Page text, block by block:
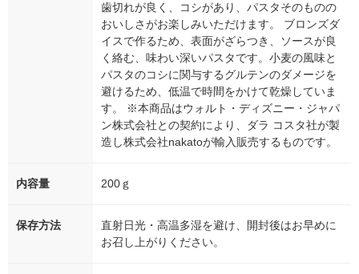
歯切れが良く、コシがあり、パスタそのものの
おいしさがお楽しみいただけます。 ブロンズダ
イスで作るため、表面がざらつき、ソースが良
く絡む、味わい深いパスタです。小麦の風味と
パスタのコシに関与するグルテンのダメージを
避けるため、低温で時間をかけて乾燥していま
す。 ※本商品はウォルト・ディズニー・ジャパ
ン株式会社との契約により、ダラ コスタ社が製
造し株式会社nakatoが輸入販売するものです。
内容量 200ｇ
保存方法
直射日光・高温多湿を避け、開封後はお早めに
お召し上がりください。